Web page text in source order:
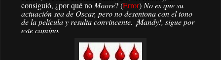
consiguió, ¿por qué noMoore? (Error)No es que su
actuación sea de Oscar, pero no desentona con el tono
de la película y resulta convincente. ¡Mandy!, sigue por
este camino.